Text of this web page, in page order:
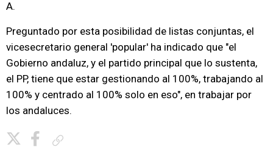
A.
Preguntado por esta posibilidad de listas conjuntas, el
vicesecretario general 'popular' ha indicado que "el
Gobierno andaluz, y el partido principal que lo sustenta,
el PP, tiene que estar gestionando al 100%, trabajando al
100% y centrado al 100% solo en eso", en trabajar por
los andaluces.